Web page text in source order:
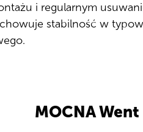
i regularnym
stabilność w
MOCNA